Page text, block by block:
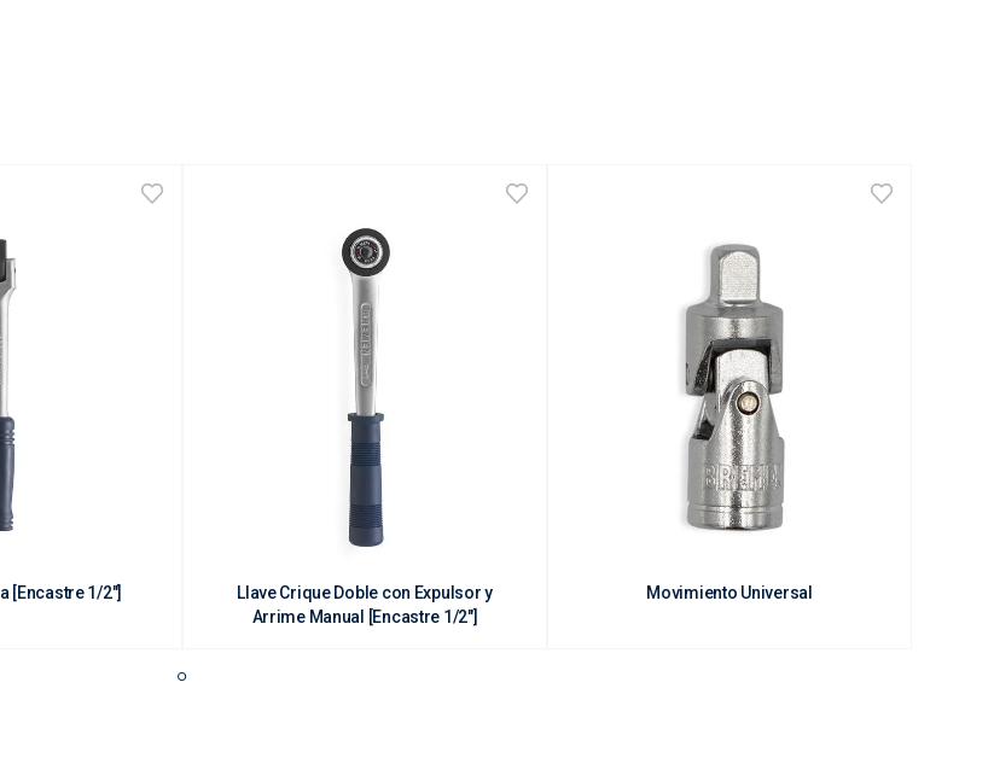
[Encastre 1/2"]
Llave Crique Doble con Expulsor y
Arrime Manual [Encastre 1/2"]
Movimiento Universal